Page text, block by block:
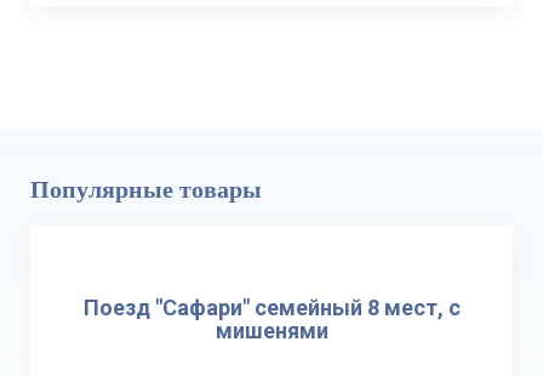
Популярные товары
Поезд "Сафари" семейный 8 мест, с
мишенями